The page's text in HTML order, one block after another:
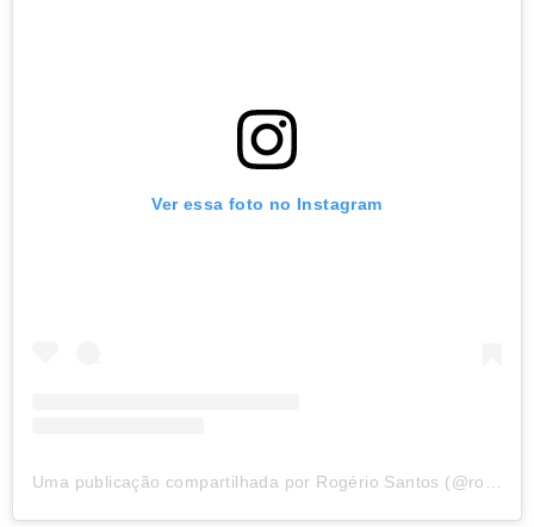
Ver essa foto no Instagram
Uma publicação compartilhada por Rogério Santos (@rogeriosantos.stos)